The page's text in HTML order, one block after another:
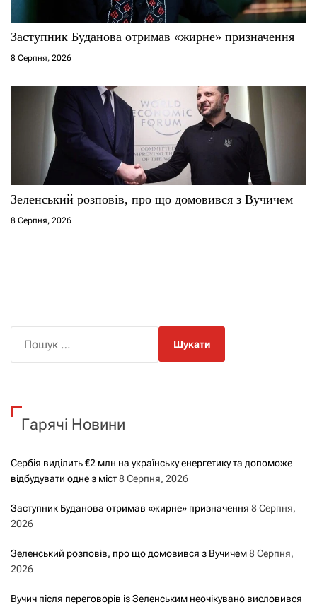
Заступник Буданова отримав «жирне» призначення
8 Серпня, 2026
Зеленський розповів, про що домовився з Вучичем
8 Серпня, 2026
к
Гарячі Новини
Сербія виділить €2 млн на українську енергетику та допоможе
відбудувати одне з міст8 Серпня, 2026
Заступник Буданова отримав «жирне» призначення 8 Серпня,
2026
Зеленський розповів, про що домовився з Вучичем8 Серпня,
2026
Вучич після переговорів із Зеленським неочікувано висловився